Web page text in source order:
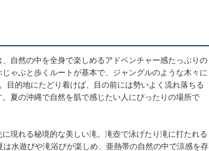
自然の中を全身で楽しめるアドベンチャー感たっぷりの
ゃぶと歩くルートが基本で、ジャングルのような木々に
目的地にたどり着けば、目の前には勢いよく流れ落ちる
夏の沖縄で自然を肌で感じたい人にぴったりの場所で
現れる秘境的な美しい滝。滝壺で泳げたり滝に打たれる
水遊びや滝浴びが楽しめ、亜熱帯の自然の中で涼感を存